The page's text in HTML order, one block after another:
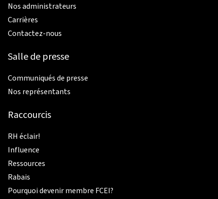
Nos administrateurs
Carrières
Contactez-nous
Salle de presse
Communiqués de presse
Nos représentants
Raccourcis
RH éclair!
Influence
Ressources
Rabais
Pourquoi devenir membre FCEI?